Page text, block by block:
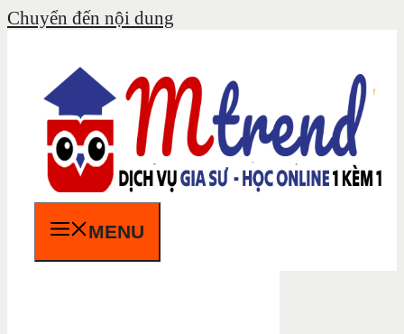
Chuyển đến nội dung
MENU